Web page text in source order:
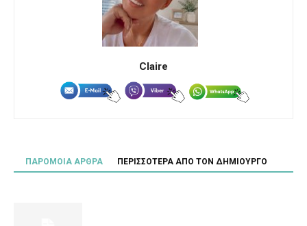
Claire
ΠΑΡΟΜΟΙΑ ΑΡΘΡΑ ΠΕΡΙΣΣΟΤΕΡΑ ΑΠΟ ΤΟΝ ΔΗΜΙΟΥΡΓΟ